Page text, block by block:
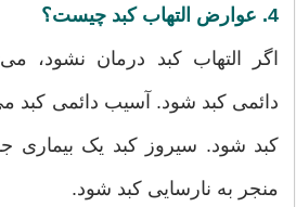
4. عوارض التهاب کبد چیست؟
اگر التهاب کبد درمان نشود،
دائمی کبد شود. آسیب دائمی کبد
کبد شود. سیروز کبد یک بیماری
منجر به نارسایی کبد شود.